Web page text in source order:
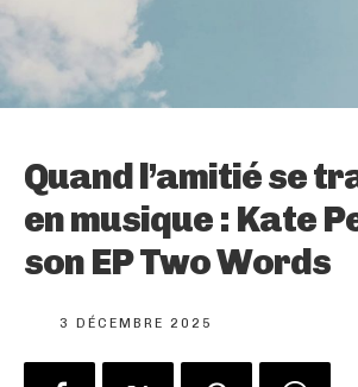
Quand l’amitié se
en musique : Kate
son EP Two Words
3 DÉCEMBRE 2025